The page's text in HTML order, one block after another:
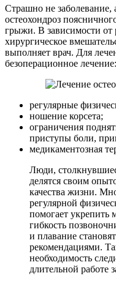
Страшно не
остеохондроз
грыжи. В зависимости от
хирургическое
выполняет врач. Для
безоперационное лечение:
регулярные
ношение корсета;
ограничения
приступы боли,
медикаментозная
Люди,
делятся своим
качества жизни.
регулярной
помогает
гибкость
и плавание
рекомендациями.
необходимость
длительной работе